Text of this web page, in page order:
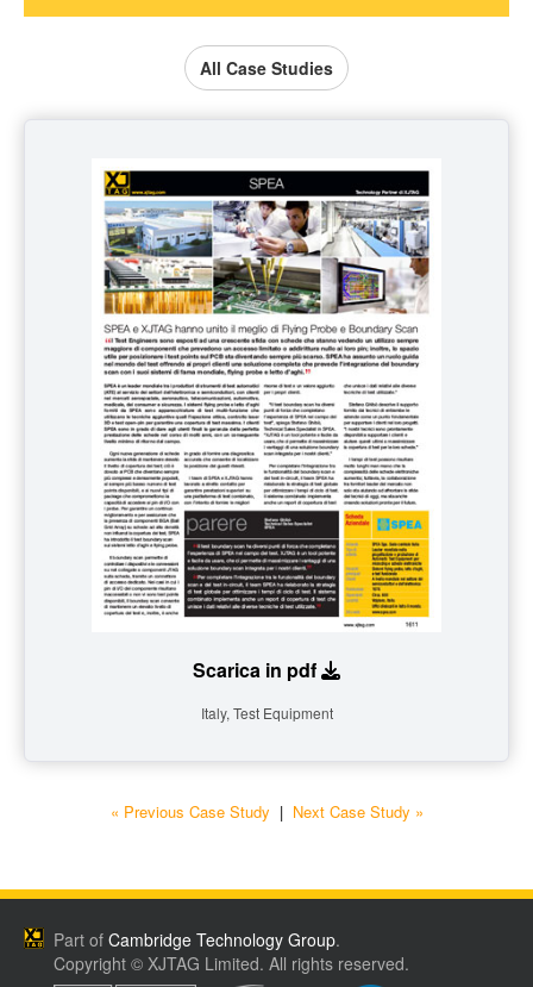
All Case Studies
Scarica in pdf
Italy, Test Equipment
« Previous Case Study | Next Case Study »
Part ofCambridge Technology Group.
Copyright © XJTAG Limited. All rights reserved.